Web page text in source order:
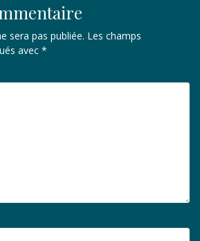
sera pas publiée. Les champs
avec *